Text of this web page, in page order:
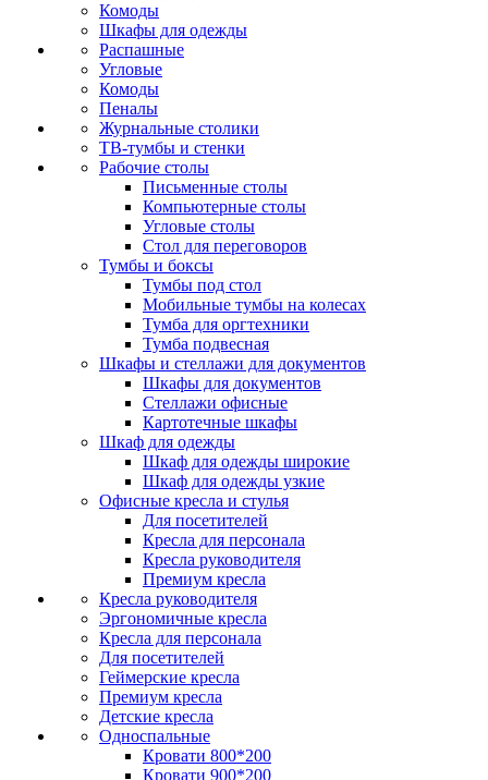
Комоды
Шкафы для одежды
Распашные
Угловые
Комоды
Пеналы
Журнальные столики
ТВ‑тумбы и стенки
Рабочие столы
Письменные столы
Компьютерные столы
Угловые столы
Стол для переговоров
Тумбы и боксы
Тумбы под стол
Мобильные тумбы на колесах
Тумба для оргтехники
Тумба подвесная
Шкафы и стеллажи для документов
Шкафы для документов
Стеллажи офисные
Картотечные шкафы
Шкаф для одежды
Шкаф для одежды широкие
Шкаф для одежды узкие
Офисные кресла и стулья
Для посетителей
Кресла для персонала
Кресла руководителя
Премиум кресла
Кресла руководителя
Эргономичные кресла
Кресла для персонала
Для посетителей
Геймерские кресла
Премиум кресла
Детские кресла
Односпальные
Кровати 800*200
Кровати 900*200